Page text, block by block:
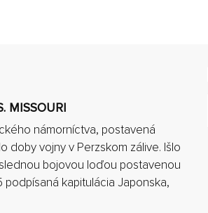
MISSOURI
námorníctva, postavená
doby vojny v Perzskom zálive. Išlo
bojovou loďou postavenou
podpísaná kapitulácia Japonska,